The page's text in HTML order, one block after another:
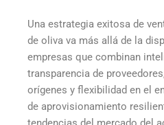
Una estrategia exitosa de
de oliva va más allá de la
empresas que combinan
transparencia de
orígenes y flexibilidad en el
de aprovisionamiento